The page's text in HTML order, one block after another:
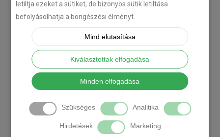
letiltja ezeket a sütiket, de bizonyos sütik letiltása
befolyásolhatja a böngészési élményt.
Mind elutasítása
Kiválasztottak elfogadása
Minden elfogadása
Szükséges Analitika
Hirdetések Marketing
Citroën C-Zero tempomat
beszerelés
2018-02-14
KATEGÓRIA
TEMPOMAT TEMPOMAT BESZERELÉS
UTÓLAGOS TEMPOMAT